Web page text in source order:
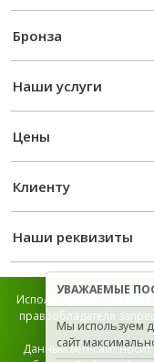
Бронза
Наши услуги
Цены
Клиенту
Наши реквизиты
Использование
правообладателя
Данный веб-сайт
УВАЖАЕМЫЕ
Мы используем
сайт